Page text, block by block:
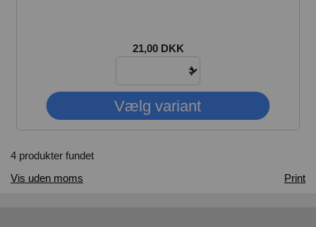
21,00 DKK
4 produkter fundet
Vis uden moms
Print